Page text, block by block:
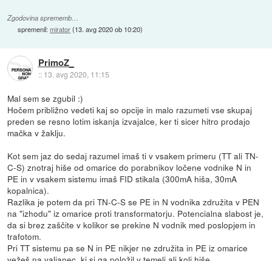
Zgodovina sprememb…
spremenil:mirator(13. avg 2020 ob 10:20)
PrimoZ_
:: 13. avg 2020, 11:15
Mal sem se zgubil :)
Hočem približno vedeti kaj so opcije in malo razumeti vse skupaj
preden se resno lotim iskanja izvajalce, ker ti sicer hitro prodajo
mačka v žaklju.
Kot sem jaz do sedaj razumel imaš ti v vsakem primeru (TT ali TN-
C-S) znotraj hiše od omarice do porabnikov ločene vodnike N in
PE in v vsakem sistemu imaš FID stikala (300mA hiša, 30mA
kopalnica).
Razlika je potem da pri TN-C-S se PE in N vodnika združita v PEN
na "izhodu" iz omarice proti transformatorju. Potencialna slabost je,
da si brez zaščite v kolikor se prekine N vodnik med poslopjem in
trafotom.
Pri TT sistemu pa se N in PE nikjer ne združita in PE iz omarice